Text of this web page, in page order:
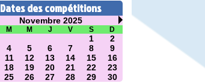
Dates des compétitions
Novembre 2025
M M J V S D
1
2
4 5 6 7 8
9
11 12 13 14 15
16
18 19 20 21 22
23
25 26 27 28 29 30